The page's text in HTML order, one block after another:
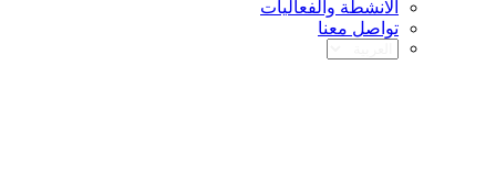
الانشطة والفعاليات
تواصل معنا